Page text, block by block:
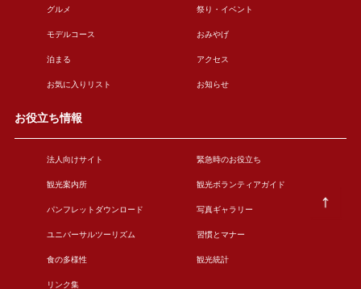
グルメ 祭り・イベント
モデルコース おみやげ
泊まる アクセス
お気に入りリスト お知らせ
お役立ち情報
法人向けサイト 緊急時のお役立ち
観光案内所 観光ボランティアガイド
パンフレットダウンロード 写真ギャラリー
ユニバーサルツーリズム 習慣とマナー
食の多様性 観光統計
リンク集